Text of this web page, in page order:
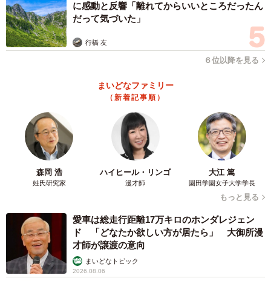
SNS上に投げつけられる負の感情 ©Torimura/SQUARE ENIX
翌日、動画は10万件以上拡散され、「14秒のあたりで出て
くる顔が怖すぎる」「本物じゃん」と不穏なコメントが相
次ぎます。半信半疑で動画を再生した坂下の前には、おぞ
ましい異形の存在が現れ、友人や街ゆく人々までもが異形
の姿となって「お前か？」と迫ってくるのでした。
に感動と反響「離れてからいいところだったん
だって気づいた」
行橋 友
６位以降を見る
まいどなファミリー
（新着記事順）
森岡 浩
姓氏研究家
ハイヒール・リンゴ
漫才師
大江 篤
園田学園女子大学学長
もっと見る
愛車は総走行距離17万キロのホンダレジェン
ド 「どなたか欲しい方が居たら」 大御所漫
才師が譲渡の意向
まいどなトピック
2026.08.06